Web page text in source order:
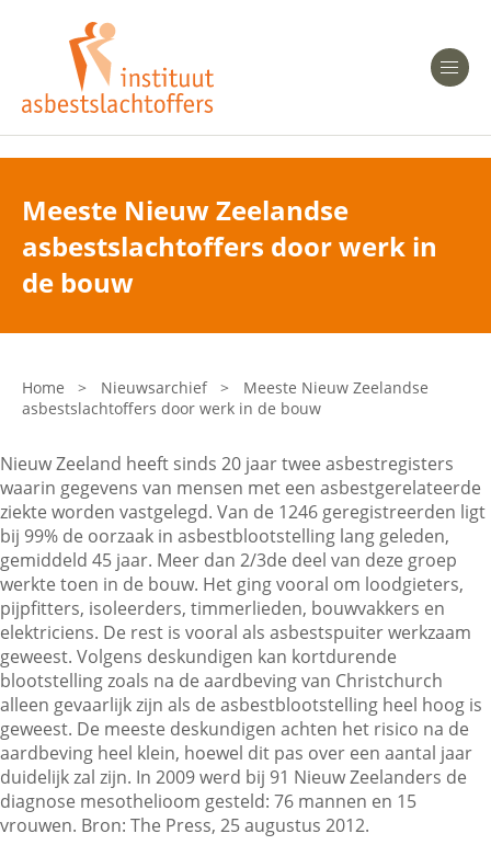
Heeft u Mesothelioom?
Heeft u Asbestose?
Bent u arts?
Bent u werkgever of verzekeraar?
Asbest en Gezondheid
Laatste nieuws
Onze organisatie
Veelgestelde vragen
Contactgegevens
Zoeken
Meeste Nieuw Zeelandse
asbestslachtoffers door werk in
de bouw
Home > Nieuwsarchief >
Meeste Nieuw Zeelandse
asbestslachtoffers door werk in de bouw
Nieuw Zeeland heeft sinds 20 jaar twee asbestregisters
waarin gegevens van mensen met een asbestgerelateerde
ziekte worden vastgelegd. Van de 1246 geregistreerden ligt
bij 99% de oorzaak in asbestblootstelling lang geleden,
gemiddeld 45 jaar. Meer dan 2/3de deel van deze groep
werkte toen in de bouw. Het ging vooral om loodgieters,
pijpfitters, isoleerders, timmerlieden, bouwvakkers en
elektriciens. De rest is vooral als asbestspuiter werkzaam
geweest. Volgens deskundigen kan kortdurende
blootstelling zoals na de aardbeving van Christchurch
alleen gevaarlijk zijn als de asbestblootstelling heel hoog is
geweest. De meeste deskundigen achten het risico na de
aardbeving heel klein, hoewel dit pas over een aantal jaar
duidelijk zal zijn. In 2009 werd bij 91 Nieuw Zeelanders de
diagnose mesothelioom gesteld: 76 mannen en 15
vrouwen. Bron: The Press, 25 augustus 2012.